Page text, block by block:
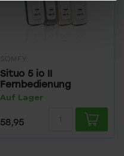
SOMFY
Situo 5 io II
Fernbedienung
Auf Lager
58,95